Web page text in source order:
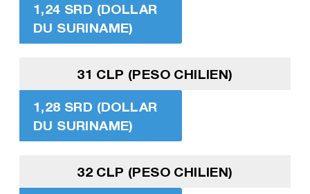
1,24 SRD (DOLLAR
DU SURINAME)
31 CLP (PESO CHILIEN)
1,28 SRD (DOLLAR
DU SURINAME)
32 CLP (PESO CHILIEN)